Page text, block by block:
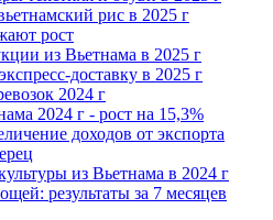
рис в 2025 г
рост
из Вьетнама в 2025 г
доставку в 2025 г
2024 г
2024 г - рост на 15,3%
доходов от экспорта
из Вьетнама в 2024 г
результаты за 7 месяцев